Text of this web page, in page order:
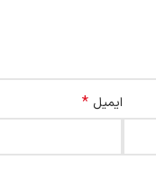
ایمیل *